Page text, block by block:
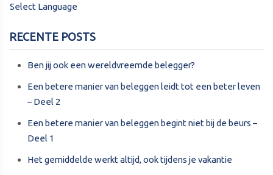
Select Language
RECENTE POSTS
Ben jij ook een wereldvreemde belegger?
Een betere manier van beleggen leidt tot een beter leven
– Deel 2
Een betere manier van beleggen begint niet bij de beurs –
Deel 1
Het gemiddelde werkt altijd, ook tijdens je vakantie